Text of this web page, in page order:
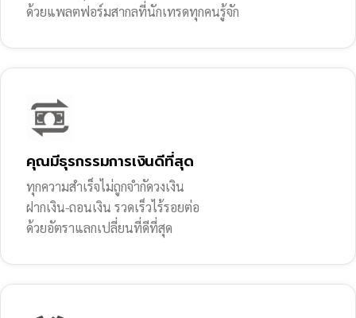
ด้วยแพลตฟอร์มสากลที่นักเทรดทุกคนรู้จัก
คุณมีธุรกรรมการเงินดีที่สุด
ทุกความสำเร็จไม่ถูกจำกัดวงเงิน
ฝากเงิน-ถอนเงิน รวดเร็วไร้รอยต่อ
ด้วยอัตราแลกเปลี่ยนที่ดีที่สุด